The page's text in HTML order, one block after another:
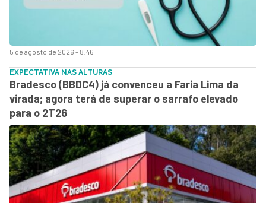
5 de agosto de 2026 - 8:46
EXPECTATIVA NAS ALTURAS
Bradesco (BBDC4) já convenceu a Faria Lima da
virada; agora terá de superar o sarrafo elevado
para o 2T26